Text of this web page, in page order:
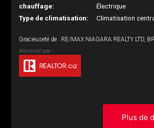
chauffage:
Électrique
Type de climatisation:
Climatisation
Gracieuseté de : RE/MAX NIAGARA REALTY LTD,
Plus de